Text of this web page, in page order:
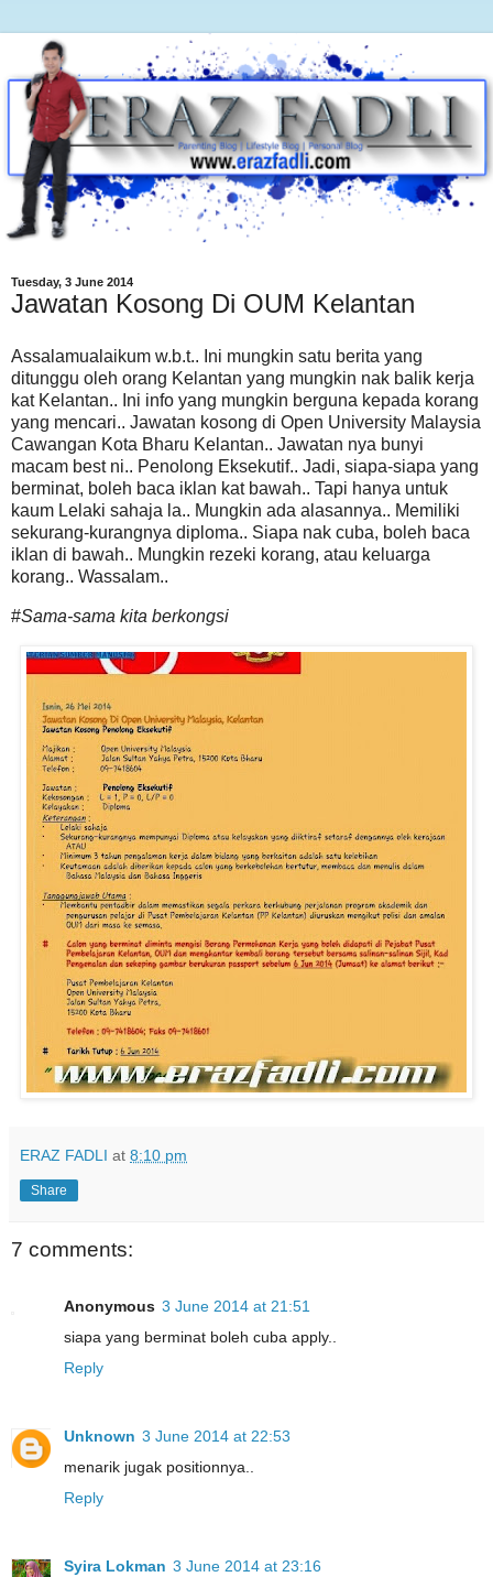
Tuesday, 3 June 2014
Jawatan Kosong Di OUM Kelantan
Assalamualaikum w.b.t.. Ini mungkin satu berita yang
ditunggu oleh orang Kelantan yang mungkin nak balik kerja
kat Kelantan.. Ini info yang mungkin berguna kepada korang
yang mencari.. Jawatan kosong di Open University Malaysia
Cawangan Kota Bharu Kelantan.. Jawatan nya bunyi
macam best ni.. Penolong Eksekutif.. Jadi, siapa-siapa yang
berminat, boleh baca iklan kat bawah.. Tapi hanya untuk
kaum Lelaki sahaja la.. Mungkin ada alasannya.. Memiliki
sekurang-kurangnya diploma.. Siapa nak cuba, boleh baca
iklan di bawah.. Mungkin rezeki korang, atau keluarga
korang.. Wassalam..
#Sama-sama kita berkongsi
ERAZ FADLI at 8:10 pm
Share
7 comments:
Anonymous 3 June 2014 at 21:51
siapa yang berminat boleh cuba apply..
Reply
Unknown 3 June 2014 at 22:53
menarik jugak positionnya..
Reply
Syira Lokman 3 June 2014 at 23:16